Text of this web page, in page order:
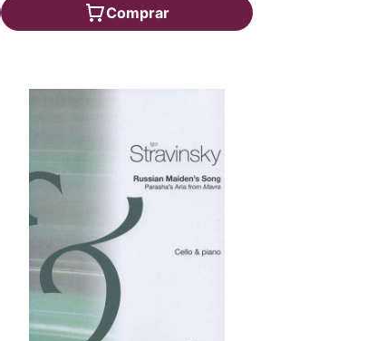
Comprar